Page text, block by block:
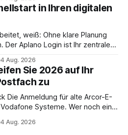
Bei einfachen
reicht häufig eine Steuersoftware
Einkunftsarten
finanzielle Veränderungen
Unterstützung meist
in Ihren digitalen
weiß: Ohne klare Planung
Der Aplano Login ist Ihr zentraler
kommunikation rund um
In diesem Leitfaden
für einen reibungslosen Einstieg
Aug. 2026
Sie 2026 auf Ihr
zu
E-
Systeme. Wer noch eine
das Vodafone E-Mail & Cloud
Aug. 2026